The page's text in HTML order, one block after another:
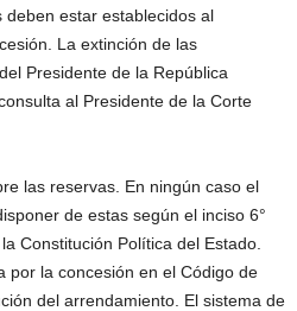
deben estar establecidos al
La extinción de las
Presidente de la República
al Presidente de la Corte
las reservas. En ningún caso el
de estas según el inciso 6°
Constitución Política del Estado.
por la concesión en el Código de
del arrendamiento. El sistema de